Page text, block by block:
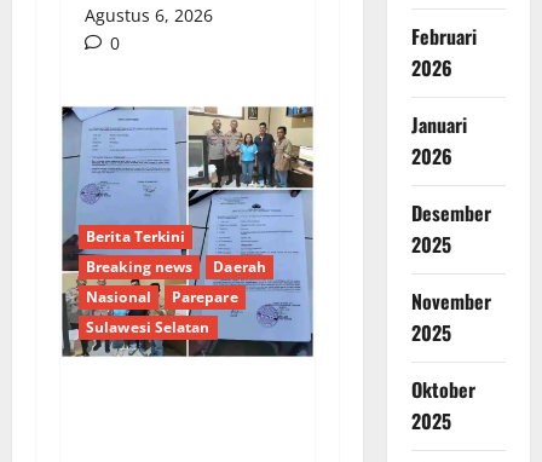
Agustus 6, 2026
0
Berita Terkini
Breaking news
Daerah
Nasional
Parepare
Sulawesi Selatan
Februari
2026
Januari
2026
Desember
2025
November
2025
Oktober
2025